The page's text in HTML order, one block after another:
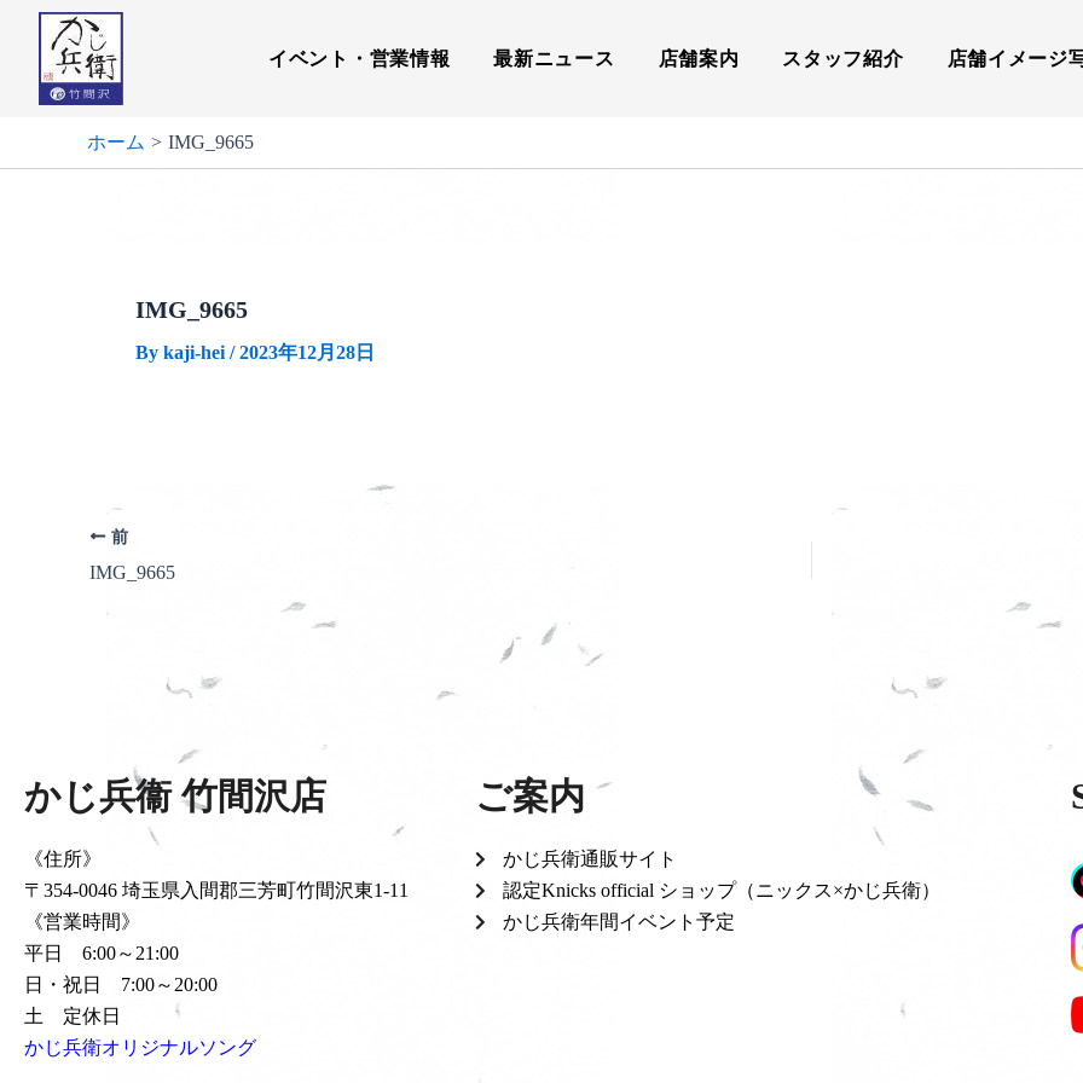
ッ
イベント・営業情報 最新ニュース 店舗案内 スタッフ紹介 店舗イメージ
ホーム IMG_9665
IMG_9665
By kaji-hei /2023年12月28日
前
IMG_9665
かじ兵衞 竹間沢店
《住所》
〒354-0046 埼玉県入間郡三芳町竹間沢東1-11
《営業時間》
平日 6:00～21:00
日・祝日 7:00～20:00
土 定休日
かじ兵衛オリジナルソング
ご案内
かじ兵衛通販サイト
認定Knicks official ショップ（ニックス×かじ兵衛）
かじ兵衛年間イベント予定